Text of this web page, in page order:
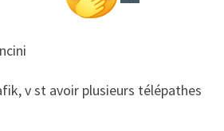
v st avoir plusieurs télépathes